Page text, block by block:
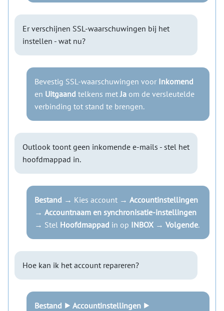
Er verschijnen SSL-waarschuwingen bij het
instellen - wat nu?
Bevestig SSL-waarschuwingen voor Inkomend
en Uitgaand telkens metJa om de versleutelde
verbinding tot stand te brengen.
Outlook toont geen inkomende e-mails - stel het
hoofdmappad in.
Bestand → Kies account → Accountinstellingen
→ Accountnaam en synchronisatie-instellingen
→ Stel Hoofdmappad in op INBOX → Volgende.
Hoe kan ik het account repareren?
Bestand ⯈ Accountinstellingen ⯈